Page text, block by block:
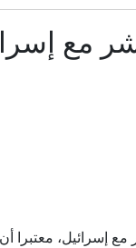
لبنانية تُمحى
التمويل غير
بالكابينت بشأن
مع
إسرائيل، معتبرا